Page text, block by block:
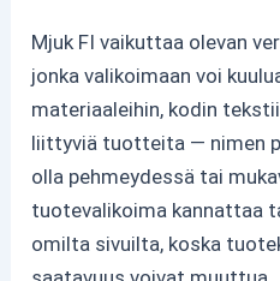
Mjuk FI vaikuttaa olevan
jonka valikoimaan voi
materiaaleihin, kodin
liittyviä tuotteita — nimen
olla pehmeydessä tai
tuotevalikoima kannattaa
omilta sivuilta, koska